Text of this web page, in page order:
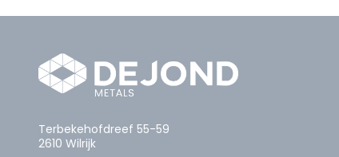
Terbekehofdreef 55-59
2610 Wilrijk